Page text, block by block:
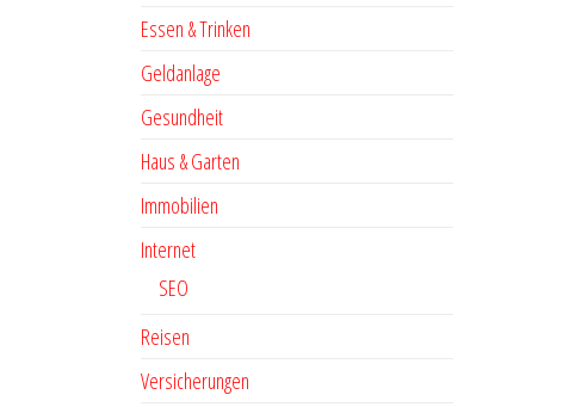
Essen & Trinken
Geldanlage
Gesundheit
Haus & Garten
Immobilien
Internet
SEO
Reisen
Versicherungen